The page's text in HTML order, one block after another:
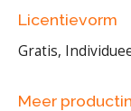
Licentievorm
Gratis,
Meer